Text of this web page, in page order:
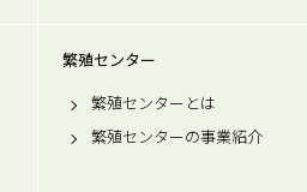
繁殖センター
繁殖センターとは
繁殖センターの事業紹介